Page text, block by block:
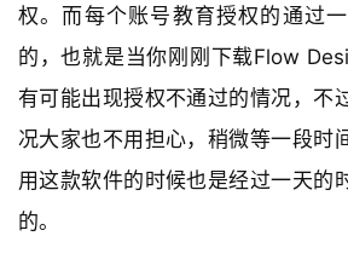
权。而每个账号教育授权的通过
的，也就是当你刚刚下载Flow
有可能出现授权不通过的情况，不
况大家也不用担心，稍微等一段时
用这款软件的时候也是经过一天的
的。